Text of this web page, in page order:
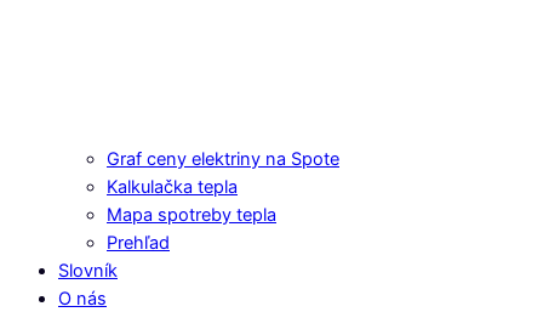
Graf ceny elektriny na Spote
Kalkulačka tepla
Mapa spotreby tepla
Prehľad
Slovník
O nás